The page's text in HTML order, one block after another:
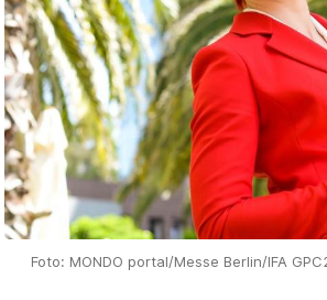
Foto: MONDO portal/Messe Berlin/IFA